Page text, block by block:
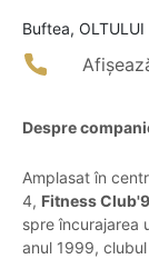
Buftea, OLTULUI
Despre
Amplasat în
4, Fitness
spre încurajarea
anul 1999,